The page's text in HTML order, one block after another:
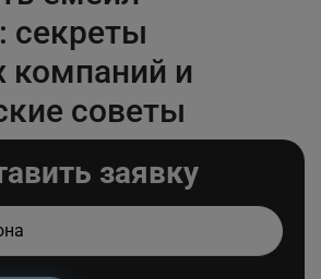
секреты
компаний и
советы
заявку